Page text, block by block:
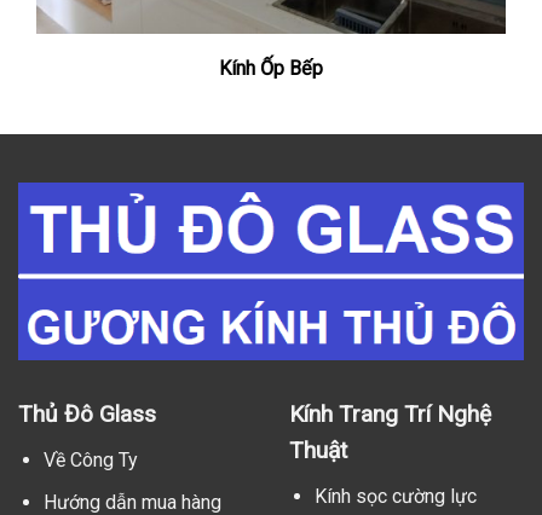
Kính Ốp Bếp
Thủ Đô Glass
Về Công Ty
Hướng dẫn mua hàng
Kính Trang Trí Nghệ
Thuật
Kính sọc cường lực